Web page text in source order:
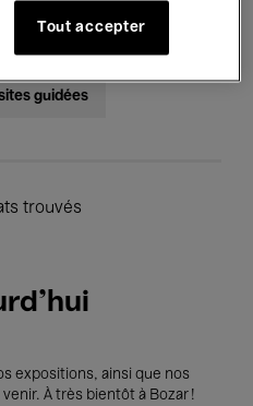
guidées
trouvés
expositions, ainsi que nos
À très bientôt à Bozar !
Tout accepter